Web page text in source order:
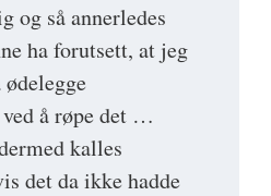
og så annerledes
ha forutsett, at jeg
å røpe det …
kalles
det da ikke hadde